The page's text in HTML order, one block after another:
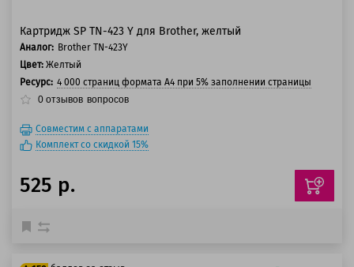
Картридж SP TN-423 Y для Brother, желтый
Аналог: Brother TN-423Y
Цвет: Желтый
Ресурс: 4 000 страниц формата А4 при 5% заполнении страницы
0 отзывов вопросов
Совместим с аппаратами
Комплект со скидкой 15%
525 р.